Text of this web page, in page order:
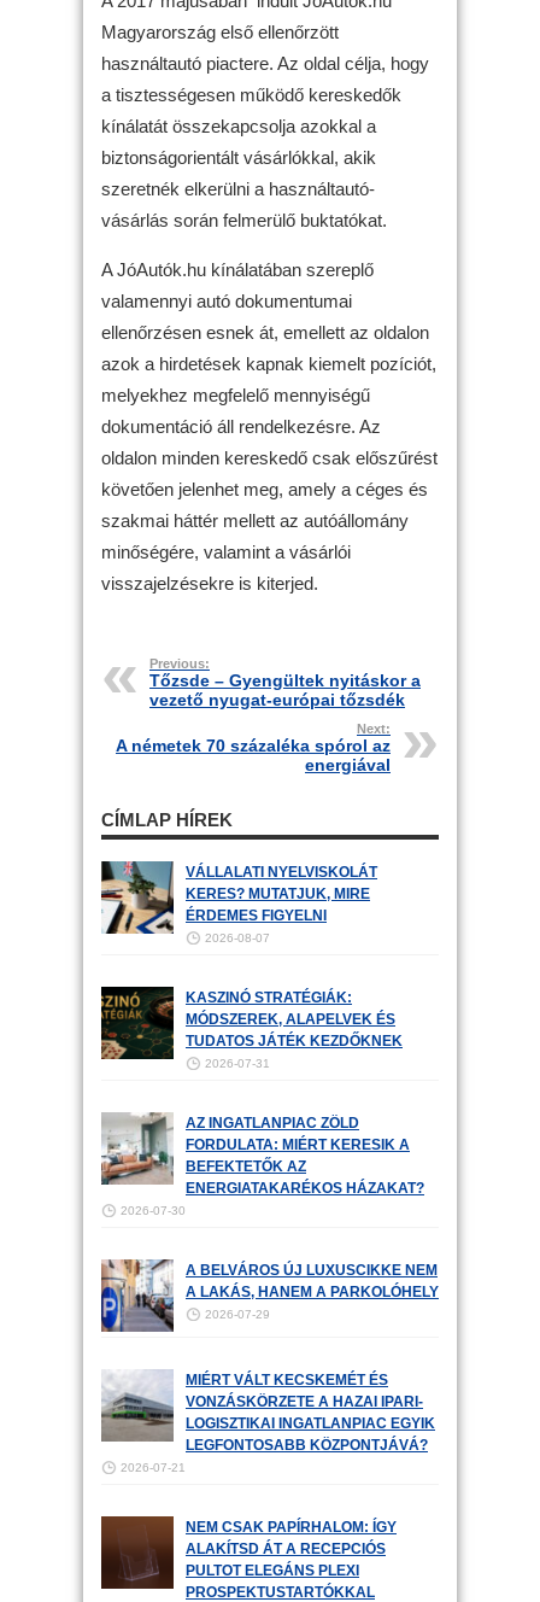
Magyarország első ellenőrzött
használtautó piactere. Az oldal célja, hogy
a tisztességesen működő kereskedők
kínálatát összekapcsolja azokkal a
biztonságorientált vásárlókkal, akik
szeretnék elkerülni a használtautó-
vásárlás során felmerülő buktatókat.
A JóAutók.hu kínálatában szereplő
valamennyi autó dokumentumai
ellenőrzésen esnek át, emellett az oldalon
azok a hirdetések kapnak kiemelt pozíciót,
melyekhez megfelelő mennyiségű
dokumentáció áll rendelkezésre. Az
oldalon minden kereskedő csak előszűrést
követően jelenhet meg, amely a céges és
szakmai háttér mellett az autóállomány
minőségére, valamint a vásárlói
visszajelzésekre is kiterjed.
Previous:
Tőzsde – Gyengültek nyitáskor a
vezető nyugat-európai tőzsdék
Next:
A németek 70 százaléka spórol az
energiával
CÍMLAP HÍREK
VÁLLALATI NYELVISKOLÁT
KERES? MUTATJUK, MIRE
ÉRDEMES FIGYELNI
2026-08-07
KASZINÓ STRATÉGIÁK:
MÓDSZEREK, ALAPELVEK ÉS
TUDATOS JÁTÉK KEZDŐKNEK
2026-07-31
AZ INGATLANPIAC ZÖLD
FORDULATA: MIÉRT KERESIK A
BEFEKTETŐK AZ
ENERGIATAKARÉKOS HÁZAKAT?
2026-07-30
A BELVÁROS ÚJ LUXUSCIKKE NEM
A LAKÁS, HANEM A PARKOLÓHELY
2026-07-29
MIÉRT VÁLT KECSKEMÉT ÉS
VONZÁSKÖRZETE A HAZAI IPARI-
LOGISZTIKAI INGATLANPIAC EGYIK
LEGFONTOSABB KÖZPONTJÁVÁ?
2026-07-21
NEM CSAK PAPÍRHALOM: ÍGY
ALAKÍTSD ÁT A RECEPCIÓS
PULTOT ELEGÁNS PLEXI
PROSPEKTUSTARTÓKKAL